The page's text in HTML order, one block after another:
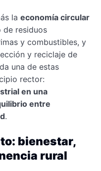
la economía circular
de residuos
y combustibles, y
y reciclaje de
una de estas
rector:
en una
entre
.
bienestar,
rural